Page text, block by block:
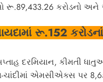
રૂ.89,433.26 કરોડનો
રૂ.152
દરમિયાન, કીમતી
ચાંદીમાં એમસીએક્સ પર